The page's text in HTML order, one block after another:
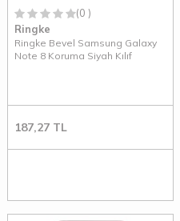
(0 )
Ringke
Ringke Bevel Samsung Galaxy
Note 8 Koruma Siyah Kılıf
187,27 TL